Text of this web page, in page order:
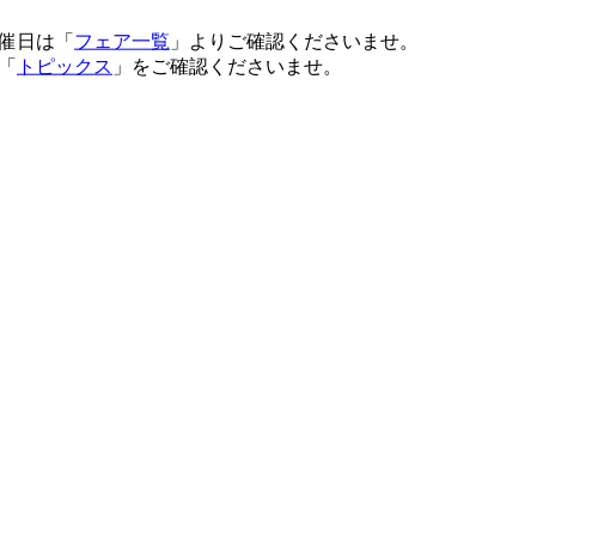
日は「 フェア一覧 」よりご確認くださいませ。
トピックス 」をご確認くださいませ。